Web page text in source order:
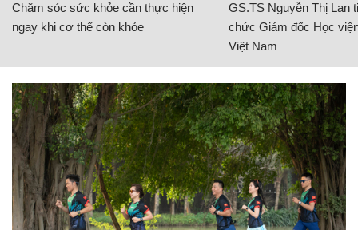
Chăm sóc sức khỏe cần thực hiện
ngay khi cơ thể còn khỏe
GS.TS Nguyễn Thị Lan
chức Giám đốc Học
Việt Nam